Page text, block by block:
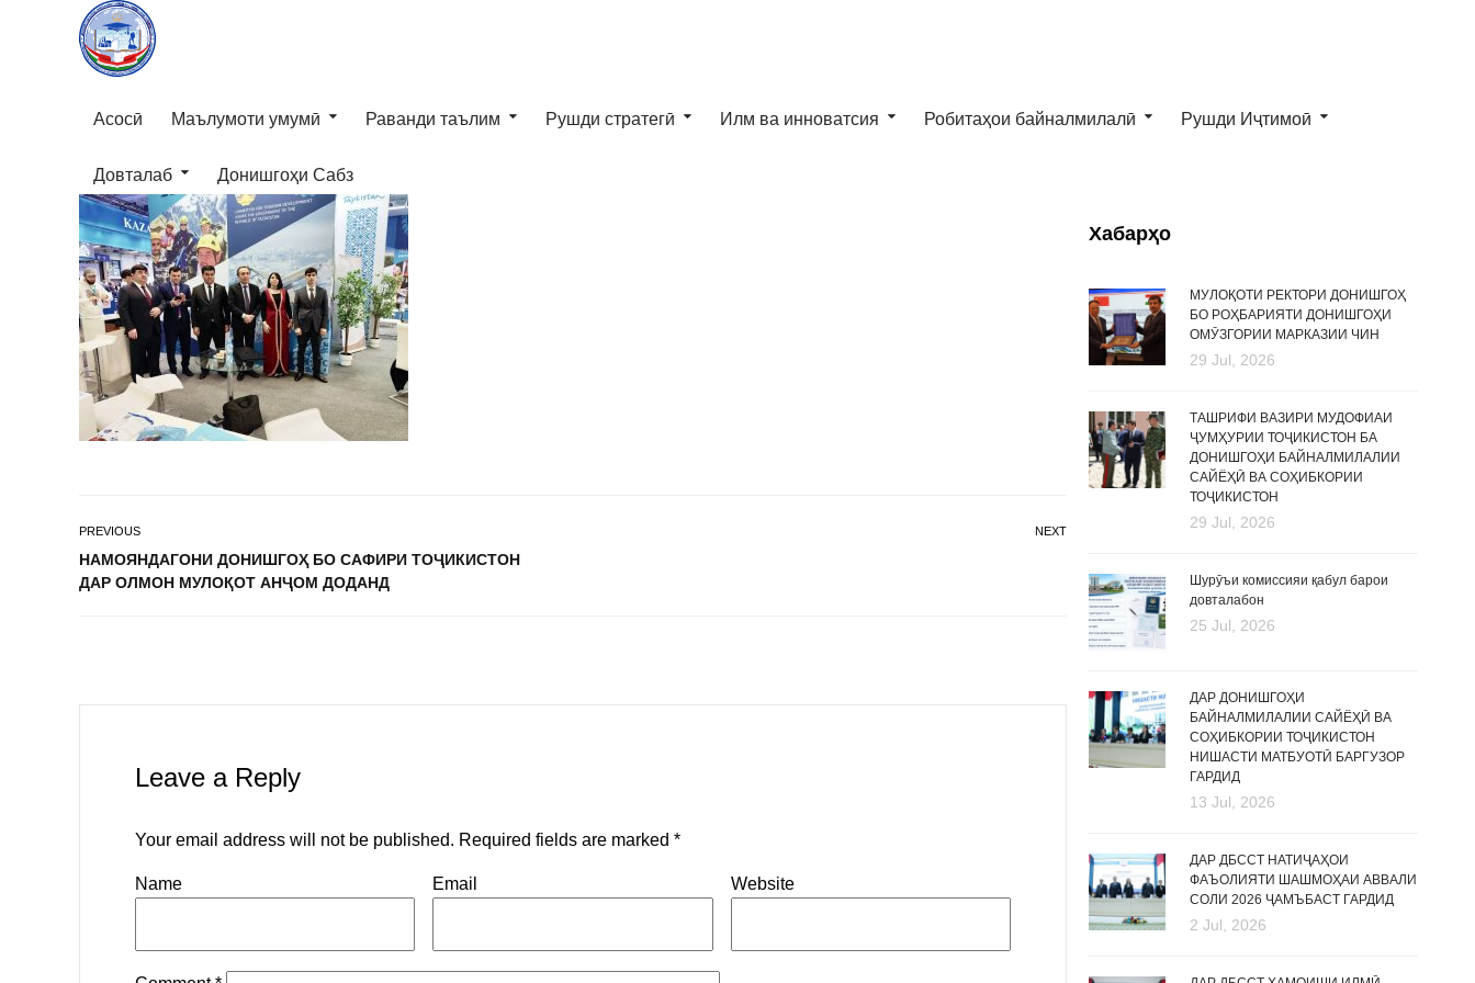
Асосӣ Маълумоти умумӣ Раванди таълим Рушди стратегӣ Илм ва инноватсия Робитаҳои байналмилалӣ Рушди Иҷтимоӣ
Довталаб Донишгоҳи Сабз
PREVIOUS
НАМОЯНДАГОНИ ДОНИШГОҲ БО САФИРИ ТОҶИКИСТОН
ДАР ОЛМОН МУЛОҚОТ АНҶОМ ДОДАНД
NEXT
Leave a Reply
Your email address will not be published. Required fields are marked *
Name Email Website
Хабарҳо
МУЛОҚОТИ РЕКТОРИ ДОНИШГОҲ
БО РОҲБАРИЯТИ ДОНИШГОҲИ
ОМӮЗГОРИИ МАРКАЗИИ ЧИН
29 Jul, 2026
ТАШРИФИ ВАЗИРИ МУДОФИАИ
ҶУМҲУРИИ ТОҶИКИСТОН БА
ДОНИШГОҲИ БАЙНАЛМИЛАЛИИ
САЙЁҲӢ ВА СОҲИБКОРИИ
ТОҶИКИСТОН
29 Jul, 2026
Шурӯъи комиссияи қабул барои
довталабон
25 Jul, 2026
ДАР ДОНИШГОҲИ
БАЙНАЛМИЛАЛИИ САЙЁҲӢ ВА
СОҲИБКОРИИ ТОҶИКИСТОН
НИШАСТИ МАТБУОТӢ БАРГУЗОР
ГАРДИД
13 Jul, 2026
ДАР ДБССТ НАТИҶАҲОИ
ФАЪОЛИЯТИ ШАШМОҲАИ АВВАЛИ
СОЛИ 2026 ҶАМЪБАСТ ГАРДИД
2 Jul, 2026